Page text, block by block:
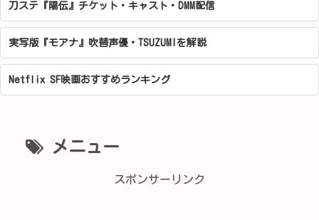
刀ステ『陽伝』チケット・キャスト・DMM配信
実写版『モアナ』吹替声優・TSUZUMIを解説
Netflix SF映画おすすめランキング
メニュー
スポンサーリンク